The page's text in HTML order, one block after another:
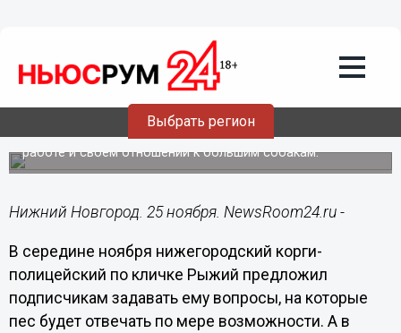
Выбрать регион
25.11.201917:33
Корги-полицейский ответил на самые
интересные вопросы нижегородцев
Рыжий рассказал об отборе на службу, стрессах на
работе и своем отношении к большим собакам.
Нижний Новгород. 25 ноября. NewsRoom24.ru -
В середине ноября нижегородский корги-
полицейский по кличке Рыжий предложил
подписчикам задавать ему вопросы, на которые
пес будет отвечать по мере возможности. А в